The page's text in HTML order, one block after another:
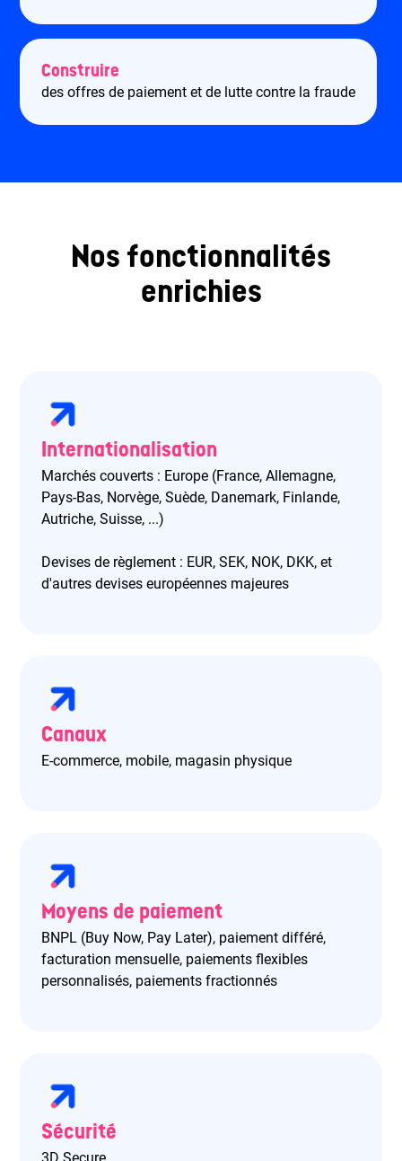
Construire
des offres de paiement et de lutte contre la fraude
Nos fonctionnalités
enrichies
Internationalisation
Marchés couverts : Europe (France, Allemagne,
Pays-Bas, Norvège, Suède, Danemark, Finlande,
Autriche, Suisse, ...)
Devises de règlement : EUR, SEK, NOK, DKK, et
d'autres devises européennes majeures
Canaux
E-commerce, mobile, magasin physique
Moyens de paiement
BNPL (Buy Now, Pay Later), paiement différé,
facturation mensuelle, paiements flexibles
personnalisés, paiements fractionnés
Sécurité
3D Secure